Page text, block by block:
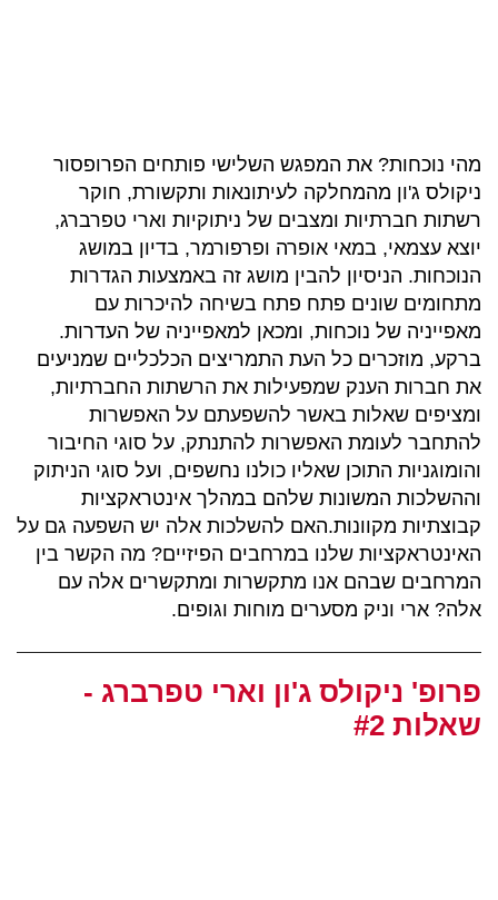
מהי נוכחות? את המפגש השלישי פותחים הפרופסור
ניקולס ג'ון מהמחלקה לעיתונאות ותקשורת, חוקר
רשתות חברתיות ומצבים של ניתוקיות וארי טפרברג,
יוצא עצמאי, במאי אופרה ופרפורמר, בדיון במושג
הנוכחות. הניסיון להבין מושג זה באמצעות הגדרות
מתחומים שונים פתח פתח בשיחה להיכרות עם
מאפייניה של נוכחות, ומכאן למאפייניה של העדרות.
ברקע, מוזכרים כל העת התמריצים הכלכליים שמניעים
את חברות הענק שמפעילות את הרשתות החברתיות,
ומציפים שאלות באשר להשפעתם על האפשרות
להתחבר לעומת האפשרות להתנתק, על סוגי החיבור
והומוגניות התוכן שאליו כולנו נחשפים, ועל סוגי הניתוק
וההשלכות המשונות שלהם במהלך אינטראקציות
קבוצתיות מקוונות.האם להשלכות אלה יש השפעה גם על
האינטראקציות שלנו במרחבים הפיזיים? מה הקשר בין
המרחבים שבהם אנו מתקשרות ומתקשרים אלה עם
אלה? ארי וניק מסערים מוחות וגופים.
פרופ' ניקולס ג'ון וארי טפרברג -
שאלות #2